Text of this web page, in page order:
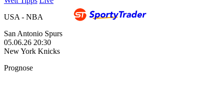
USA - NBA
San Antonio Spurs
05.06.26 20:30
New York Knicks
Prognose